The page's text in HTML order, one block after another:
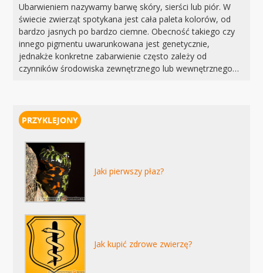
Ubarwieniem nazywamy barwę skóry, sierści lub piór. W
świecie zwierząt spotykana jest cała paleta kolorów, od
bardzo jasnych po bardzo ciemne. Obecność takiego czy
innego pigmentu uwarunkowana jest genetycznie,
jednakże konkretne zabarwienie często zależy od
czynników środowiska zewnętrznego lub wewnętrznego…
Jaki pierwszy płaz?
Jak kupić zdrowe zwierzę?